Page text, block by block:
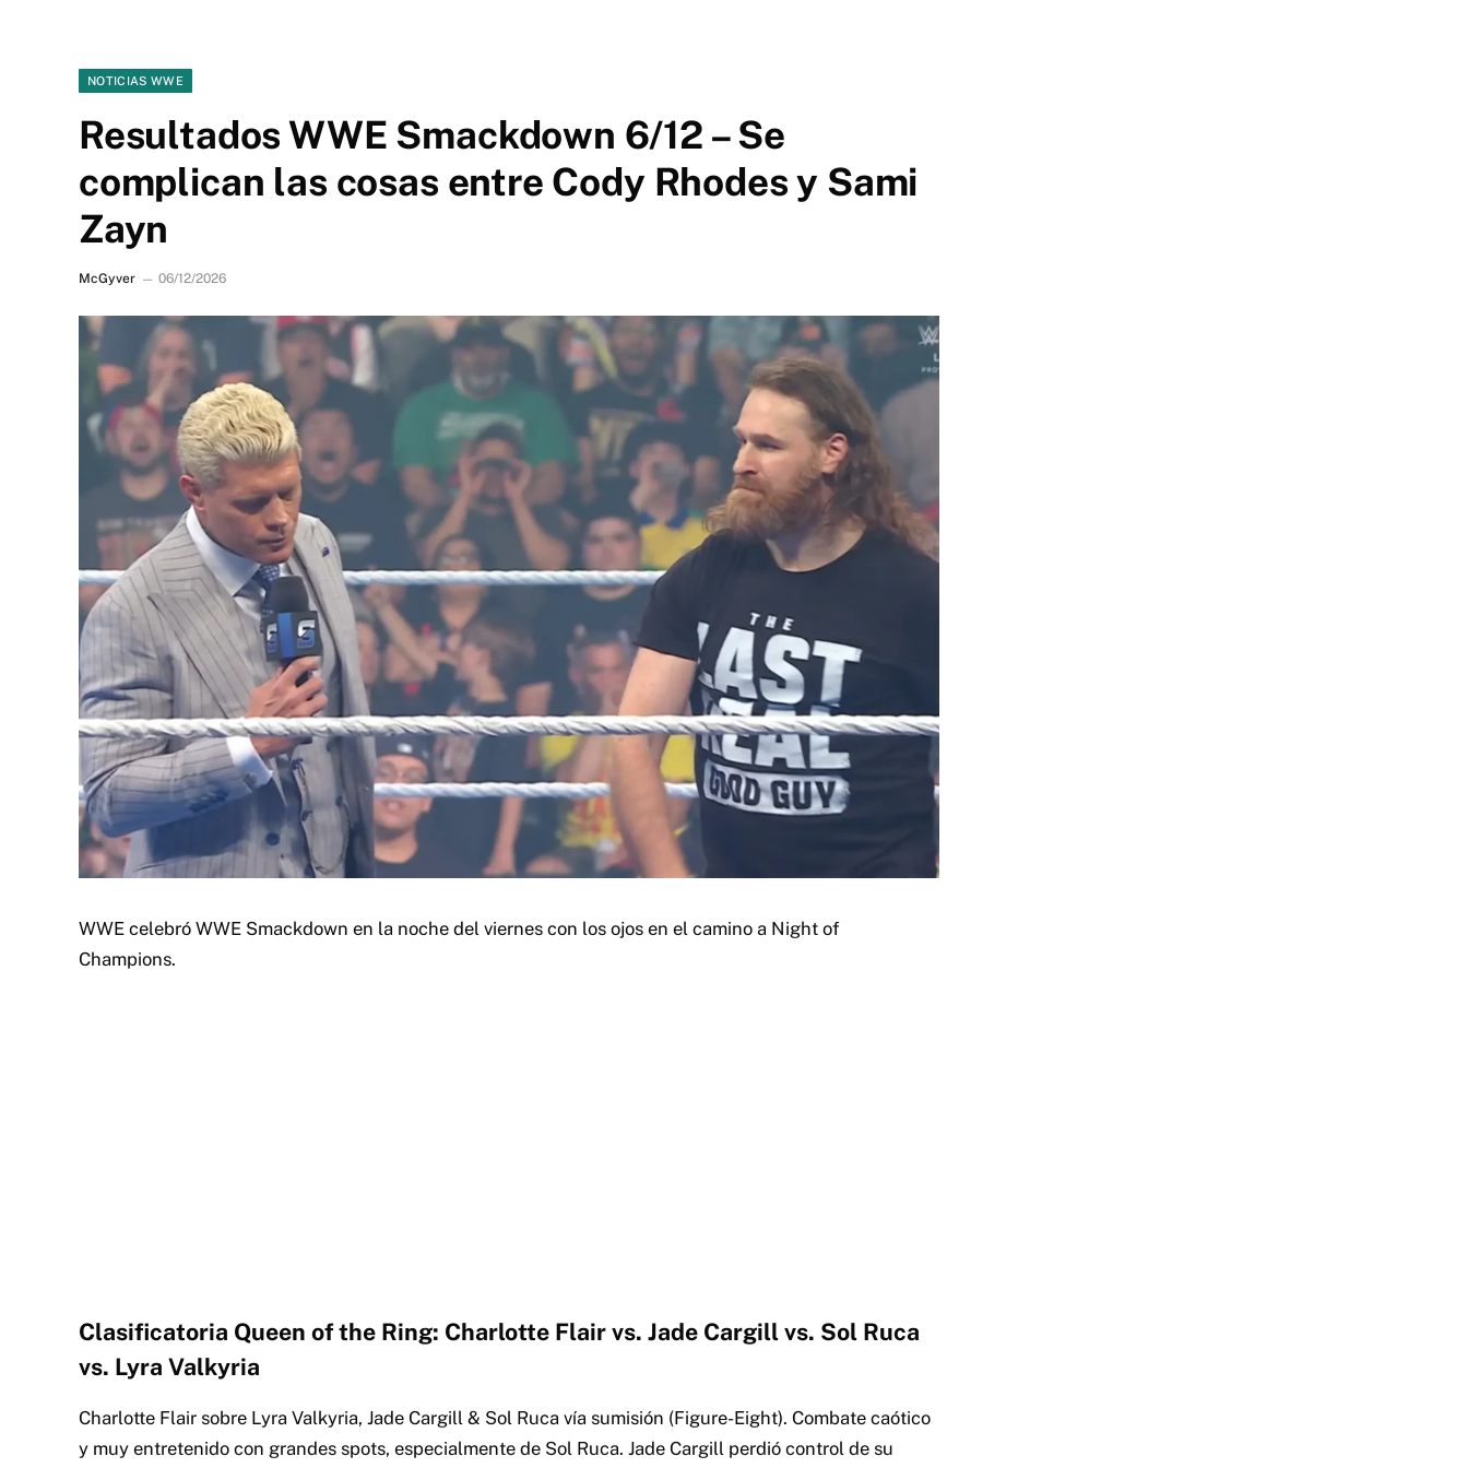
NOTICIAS WWE
Resultados WWE Smackdown 6/12 – Se
complican las cosas entre Cody Rhodes y Sami
Zayn
McGyver 06/12/2026
WWE celebró WWE Smackdown en la noche del viernes con los ojos en el camino a Night of
Champions.
Clasificatoria Queen of the Ring: Charlotte Flair vs. Jade Cargill vs. Sol Ruca
vs. Lyra Valkyria
Charlotte Flair sobre Lyra Valkyria, Jade Cargill & Sol Ruca vía sumisión (Figure-Eight). Combate caótico
y muy entretenido con grandes spots, especialmente de Sol Ruca. Jade Cargill perdió control de su